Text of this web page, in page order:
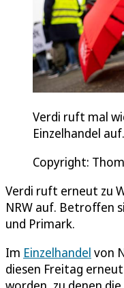
Verdi ruft mal
Einzelhandel auf.
Copyright:
Verdi ruft erneut zu
NRW auf. Betroffen
und Primark.
Im Einzelhandel von
diesen Freitag